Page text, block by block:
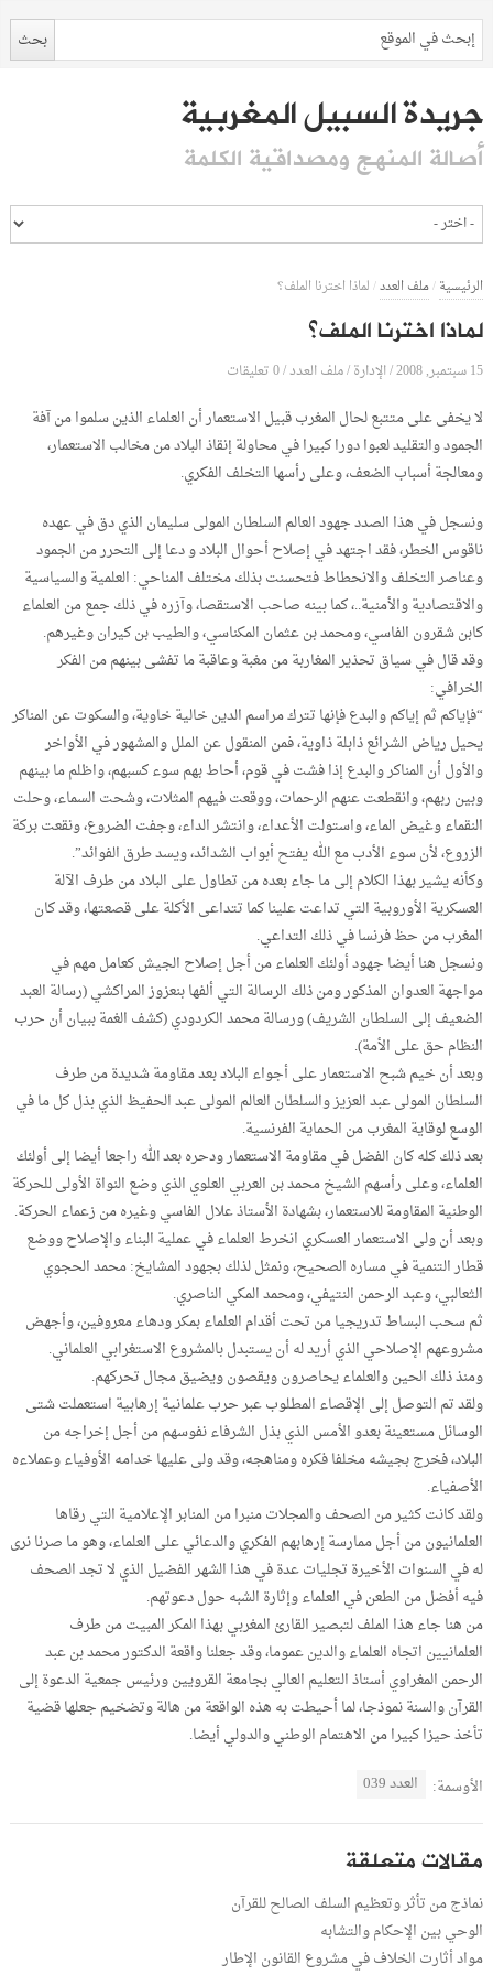
جريدة السبيل المغربية
أصالة المنهج ومصداقية الكلمة
الرئيسية/ملف العدد/لماذا اخترنا الملف؟
لماذا اخترنا الملف؟
15 سبتمبر, 2008 /الإدارة/ملف العدد/0 تعليقات
لا يخفى على متتبع لحال المغرب قبيل الاستعمار أن العلماء الذين سلموا من آفة
الجمود والتقليد لعبوا دورا كبيرا في محاولة إنقاذ البلاد من مخالب الاستعمار،
ومعالجة أسباب الضعف، وعلى رأسها التخلف الفكري.
ونسجل في هذا الصدد جهود العالم السلطان المولى سليمان الذي دق في عهده
ناقوس الخطر، فقد اجتهد في إصلاح أحوال البلاد و دعا إلى التحرر من الجمود
وعناصر التخلف والانحطاط فتحسنت بذلك مختلف المناحي: العلمية والسياسية
والاقتصادية والأمنية..، كما بينه صاحب الاستقصا، وآزره في ذلك جمع من العلماء
كابن شقرون الفاسي، ومحمد بن عثمان المكناسي، والطيب بن كيران وغيرهم.
وقد قال في سياق تحذير المغاربة من مغبة وعاقبة ما تفشى بينهم من الفكر
الخرافي:
“فإياكم ثم إياكم والبدع فإنها تترك مراسم الدين خالية خاوية، والسكوت عن المناكر
يحيل رياض الشرائع ذابلة ذاوية، فمن المنقول عن الملل والمشهور في الأواخر
والأول أن المناكر والبدع إذا فشت في قوم، أحاط بهم سوء كسبهم، واظلم ما بينهم
وبين ربهم، وانقطعت عنهم الرحمات، ووقعت فيهم المثلات، وشحت السماء، وحلت
النقماء وغيض الماء، واستولت الأعداء، وانتشر الداء، وجفت الضروع، ونقعت بركة
الزروع، لأن سوء الأدب مع الله يفتح أبواب الشدائد، ويسد طرق الفوائد”.
وكأنه يشير بهذا الكلام إلى ما جاء بعده من تطاول على البلاد من طرف الآلة
العسكرية الأوروبية التي تداعت علينا كما تتداعى الأكلة على قصعتها، وقد كان
المغرب من حظ فرنسا في ذلك التداعي.
ونسجل هنا أيضا جهود أولئك العلماء من أجل إصلاح الجيش كعامل مهم في
مواجهة العدوان المذكور ومن ذلك الرسالة التي ألفها بنعزوز المراكشي (رسالة العبد
الضعيف إلى السلطان الشريف) ورسالة محمد الكردودي (كشف الغمة ببيان أن حرب
النظام حق على الأمة).
وبعد أن خيم شبح الاستعمار على أجواء البلاد بعد مقاومة شديدة من طرف
السلطان المولى عبد العزيز والسلطان العالم المولى عبد الحفيظ الذي بذل كل ما في
الوسع لوقاية المغرب من الحماية الفرنسية.
بعد ذلك كله كان الفضل في مقاومة الاستعمار ودحره بعد الله راجعا أيضا إلى أولئك
العلماء، وعلى رأسهم الشيخ محمد بن العربي العلوي الذي وضع النواة الأولى للحركة
الوطنية المقاومة للاستعمار، بشهادة الأستاذ علال الفاسي وغيره من زعماء الحركة.
وبعد أن ولى الاستعمار العسكري انخرط العلماء في عملية البناء والإصلاح ووضع
قطار التنمية في مساره الصحيح، ونمثل لذلك بجهود المشايخ: محمد الحجوي
الثعالبي، وعبد الرحمن النتيفي، ومحمد المكي الناصري.
ثم سحب البساط تدريجيا من تحت أقدام العلماء بمكر ودهاء معروفين، وأجهض
مشروعهم الإصلاحي الذي أريد له أن يستبدل بالمشروع الاستغرابي العلماني.
ومنذ ذلك الحين والعلماء يحاصرون ويقصون ويضيق مجال تحركهم.
ولقد تم التوصل إلى الإقصاء المطلوب عبر حرب علمانية إرهابية استعملت شتى
الوسائل مستعينة بعدو الأمس الذي بذل الشرفاء نفوسهم من أجل إخراجه من
البلاد، فخرج بجيشه مخلفا فكره ومناهجه، وقد ولى عليها خدامه الأوفياء وعملاءه
الأصفياء.
ولقد كانت كثير من الصحف والمجلات منبرا من المنابر الإعلامية التي رقاها
العلمانيون من أجل ممارسة إرهابهم الفكري والدعائي على العلماء، وهو ما صرنا نرى
له في السنوات الأخيرة تجليات عدة في هذا الشهر الفضيل الذي لا تجد الصحف
فيه أفضل من الطعن في العلماء وإثارة الشبه حول دعوتهم.
من هنا جاء هذا الملف لتبصير القارئ المغربي بهذا المكر المبيت من طرف
العلمانيين اتجاه العلماء والدين عموما، وقد جعلنا واقعة الدكتور محمد بن عبد
الرحمن المغراوي أستاذ التعليم العالي بجامعة القرويين ورئيس جمعية الدعوة إلى
القرآن والسنة نموذجا، لما أحيطت به هذه الواقعة من هالة وتضخيم جعلها قضية
تأخذ حيزا كبيرا من الاهتمام الوطني والدولي أيضا.
الأوسمة: العدد 039
مقالات متعلقة
نماذج من تأثر وتعظيم السلف الصالح للقرآن
الوحي بين الإحكام والتشابه
مواد أثارت الخلاف في مشروع القانون الإطار